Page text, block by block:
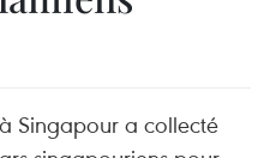
Singapour a collecté